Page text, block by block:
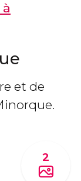
et de
2